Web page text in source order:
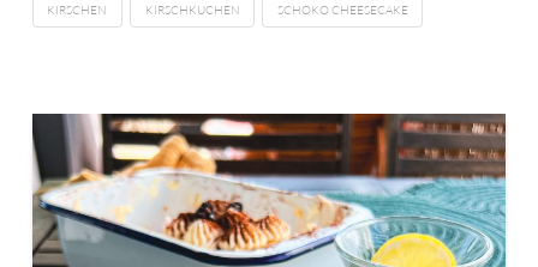
KIRSCHEN KIRSCHKUCHEN SCHOKO CHEESECAKE